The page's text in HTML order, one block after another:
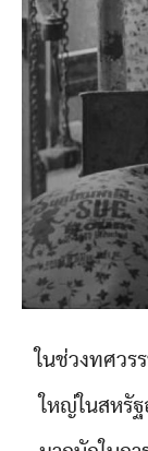
ในช่วงทศวร
ใหญ่ในสหรั